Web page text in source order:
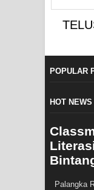
POPULAR
HOT NEWS
Palangka